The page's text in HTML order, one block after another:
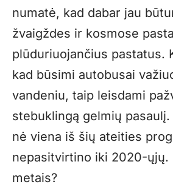
numatė, kad dabar jau
žvaigždes ir kosmose
plūduriuojančius pastatus.
kad būsimi autobusai
vandeniu, taip leisdami
stebuklingą gelmių
nė viena iš šių ateities
nepasitvirtino iki 2020-ųjų.
metais?